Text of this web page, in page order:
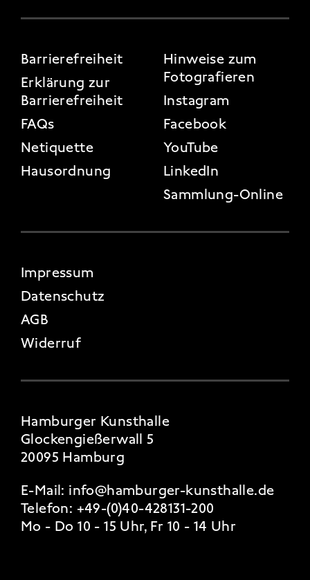
FOOTER 3
Barrierefreiheit
Erklärung zur
Barrierefreiheit
FAQs
Netiquette
Hausordnung
Hinweise zum
Fotografieren
Instagram
Facebook
YouTube
LinkedIn
Sammlung-Online
FOOTER 4
Impressum
Datenschutz
AGB
Widerruf
Hamburger Kunsthalle
Glockengießerwall 5
20095 Hamburg
E-Mail: info@hamburger-kunsthalle.de
Telefon: +49-(0)40-428131-200
Mo - Do 10 - 15 Uhr, Fr 10 - 14 Uhr